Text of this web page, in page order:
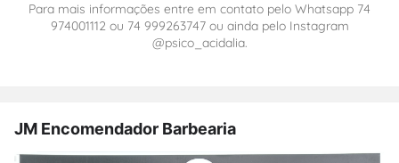
Para mais informações entre em contato pelo Whatsapp 74
974001112 ou 74 999263747 ou ainda pelo Instagram
@psico_acidalia.
JM Encomendador Barbearia